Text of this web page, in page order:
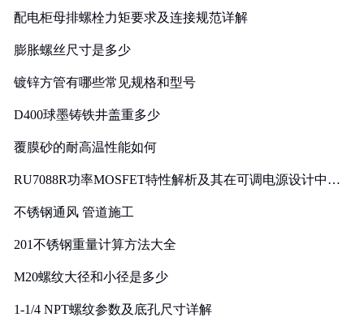
配电柜母排螺栓力矩要求及连接规范详解
膨胀螺丝尺寸是多少
镀锌方管有哪些常见规格和型号
D400球墨铸铁井盖重多少
覆膜砂的耐高温性能如何
RU7088R功率MOSFET特性解析及其在可调电源设计中的
不锈钢通风 管道施工
201不锈钢重量计算方法大全
M20螺纹大径和小径是多少
1-1/4 NPT螺纹参数及底孔尺寸详解